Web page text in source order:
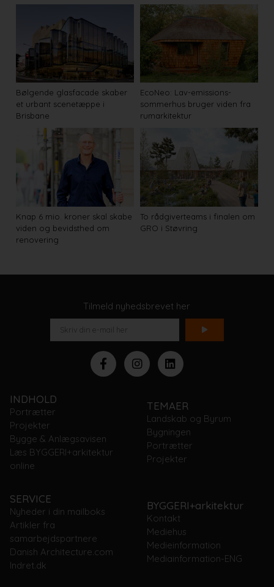
Bølgende glasfacade skaber
et urbant scenetæppe i
Brisbane
EcoNeo: Lav-emissions-
sommerhus bruger viden fra
rumarkitektur
Knap 6 mio. kroner skal skabe
viden og bevidsthed om
renovering
To rådgiverteams i finalen om
GRO i Støvring
Tilmeld nyhedsbrevet her
INDHOLD
Portrætter
Projekter
Bygge & Anlægsavisen
Læs BYGGERI+arkitektur
online
TEMAER
Landskab og Byrum
Bygningen
Portrætter
Projekter
SERVICE
Nyheder i din mailboks
Artikler fra
samarbejdspartnere
Danish Architecture.com
Indret.dk
BYGGERI+arkitektur
Kontakt
Mediehus
Medieinformation
Mediainformation-ENG